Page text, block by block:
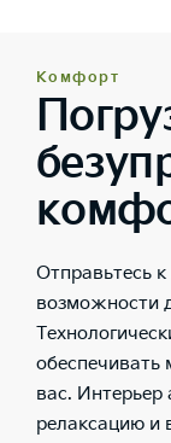
Комфорт
Отправьтесь к
возможности
вас.
релаксацию и